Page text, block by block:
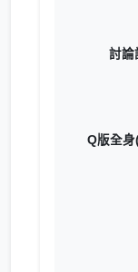
討論
Q版全